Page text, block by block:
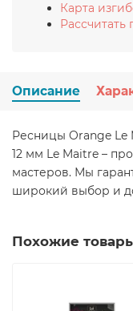
Карта
Описание
Ресницы Orange Le
12 мм Le Maitre –
мастеров. Мы
широкий выбор и
Похожие